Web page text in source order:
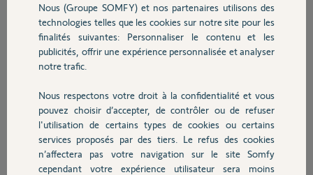
Sécurité
Domotique
Chauffage
Autres produits
votre boîtier Somfy ».
Malgré une nouvelle synchronisation avec les serveurs Somfy
comme vu sur d’autres pages ainsi que une éditions et re
synchronisation de mes scénarios, le problème ne se résous pas.
Pouvez vous svp m’apporter une aide?
Ladislas M.
il y a environ 6 ans
Participer au fil de discussion
Nous (Groupe SOMFY) et nos partenaires utilisons des
technologies telles que les cookies sur notre site pour les
finalités suivantes: Personnaliser le contenu et les
publicités, offrir une expérience personnalisée et analyser
notre trafic.
Nous respectons votre droit à la confidentialité et vous
pouvez choisir d’accepter, de contrôler ou de refuser
l'utilisation de certains types de cookies ou certains
services proposés par des tiers. Le refus des cookies
n’affectera pas votre navigation sur le site Somfy
cependant votre expérience utilisateur sera moins